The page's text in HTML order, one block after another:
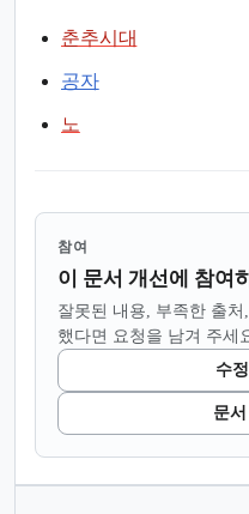
춘추시대
공자
노
참여
이 문서 개선에 참여
잘못된 내용, 부족한 출
했다면 요청을 남겨 주세
수
문서